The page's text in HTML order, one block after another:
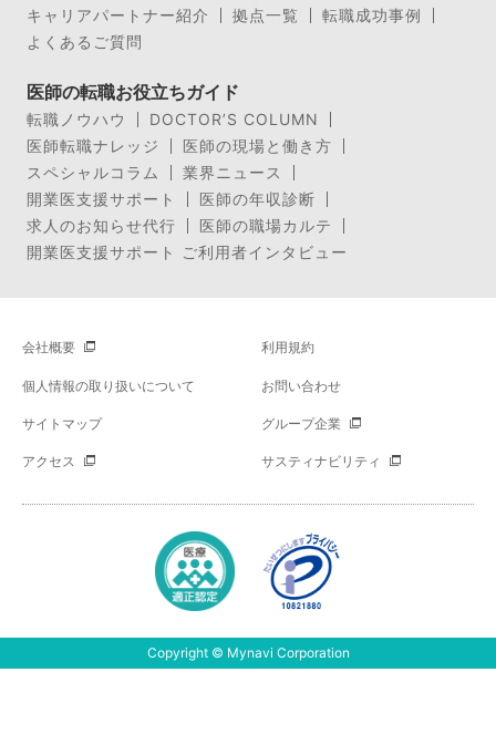
キャリアパートナー紹介
拠点一覧
転職成功事例
よくあるご質問
医師の転職お役立ちガイド
転職ノウハウ
DOCTOR’S COLUMN
医師転職ナレッジ
医師の現場と働き方
スペシャルコラム
業界ニュース
開業医支援サポート
医師の年収診断
求人のお知らせ代行
医師の職場カルテ
開業医支援サポート ご利用者インタビュー
会社概要 利用規約
個人情報の取り扱いについて お問い合わせ
サイトマップ グループ企業
アクセス サスティナビリティ
Copyright © Mynavi Corporation